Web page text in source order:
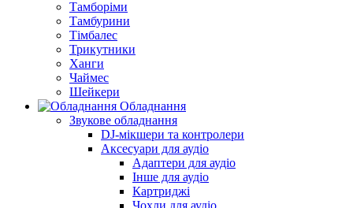
Тамборіми
Тамбурини
Тімбалес
Трикутники
Ханги
Чаймес
Шейкери
Обладнання
Звукове обладнання
DJ-мікшери та контролери
Аксесуари для аудіо
Адаптери для аудіо
Інше для аудіо
Картриджі
Чохли для аудіо